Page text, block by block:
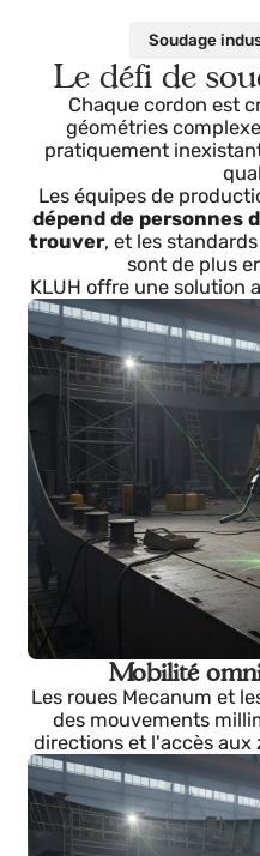
Soudage
Le défi de
Chaque cordon
géométries
pratiquement
Les équipes de
dépend de
trouver, et les
sont de plus
KLUH offre une
Mobilité
Les roues Mecanum
des mouvements
directions et l'accès